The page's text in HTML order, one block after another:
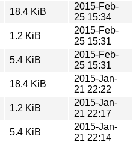
18.4 KiB
2015-Feb-
25 15:34
1.2 KiB
2015-Feb-
25 15:31
5.4 KiB
2015-Feb-
25 15:31
18.4 KiB
2015-Jan-
21 22:22
1.2 KiB
2015-Jan-
21 22:17
5.4 KiB
2015-Jan-
21 22:14